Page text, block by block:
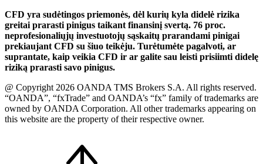
CFD yra sudėtingos priemonės, dėl kurių kyla didelė rizika
greitai prarasti pinigus taikant finansinį svertą. 76 proc.
neprofesionaliųjų investuotojų sąskaitų prarandami pinigai
prekiaujant CFD su šiuo teikėju. Turėtumėte pagalvoti, ar
suprantate, kaip veikia CFD ir ar galite sau leisti prisiimti didelę
riziką prarasti savo pinigus.
@ Copyright 2026 OANDA TMS Brokers S.A. All rights reserved.
“OANDA”, “fxTrade” and OANDA’s “fx” family of trademarks are
owned by OANDA Corporation. All other trademarks appearing on
this website are the property of their respective owner.